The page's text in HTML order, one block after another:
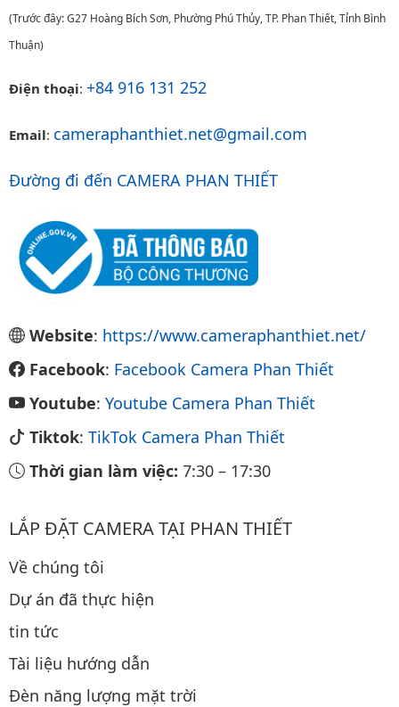
(Trước đây: G27 Hoàng Bích Sơn, Phường Phú Thủy, TP. Phan Thiết, Tỉnh Bình
Thuận)
Điện thoại: +84 916 131 252
Email: cameraphanthiet.net@gmail.com
Đường đi đến CAMERA PHAN THIẾT
Website: https://www.cameraphanthiet.net/
Facebook: Facebook Camera Phan Thiết
Youtube: Youtube Camera Phan Thiết
Tiktok: TikTok Camera Phan Thiết
Thời gian làm việc: 7:30 – 17:30
LẮP ĐẶT CAMERA TẠI PHAN THIẾT
Về chúng tôi
Dự án đã thực hiện
tin tức
Tài liệu hướng dẫn
Đèn năng lượng mặt trời